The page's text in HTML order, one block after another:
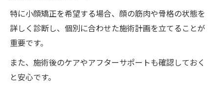
藍住町の整体院ワイルドボディ
二重顎改善術：徳島県板野郡藍住町のワイ
低価格でも高効果：徳島県板野郡藍住町の
ワイルドボディの整体術
特に小顔矯正を希望する場合、顔の筋肉や骨格の状態を
詳しく診断し、個別に合わせた施術計画を立てることが
重要です。
また、施術後のケアやアフターサポートも確認しておく
と安心です。